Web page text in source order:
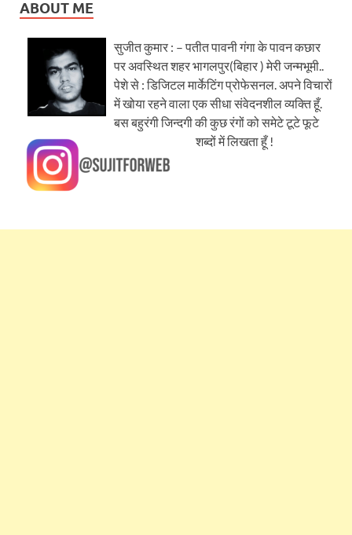
ABOUT ME
सुजीत कुमार : – पतीत पावनी गंगा के पावन कछार
पर अवस्थित शहर भागलपुर(बिहार ) मेरी जन्मभूमी..
पेशे से : डिजिटल मार्केटिंग प्रोफेसनल. अपने विचारों
में खोया रहने वाला एक सीधा संवेदनशील व्यक्ति हूँ.
बस बहुरंगी जिन्दगी की कुछ रंगों को समेटे टूटे फूटे
शब्दों में लिखता हूँ !